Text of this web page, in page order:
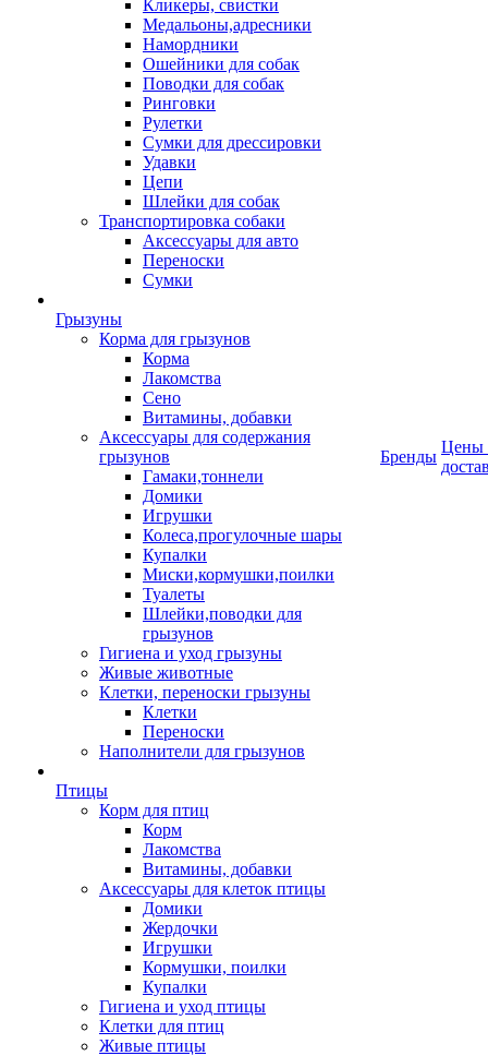
Кликеры, свистки
Медальоны,адресники
Намордники
Ошейники для собак
Поводки для собак
Ринговки
Рулетки
Сумки для дрессировки
Удавки
Цепи
Шлейки для собак
Транспортировка собаки
Аксессуары для авто
Переноски
Сумки
Грызуны
Корма для грызунов
Корма
Лакомства
Сено
Витамины, добавки
Аксессуары для содержания
грызунов
Гамаки,тоннели
Домики
Игрушки
Колеса,прогулочные шары
Купалки
Миски,кормушки,поилки
Туалеты
Шлейки,поводки для
грызунов
Гигиена и уход грызуны
Живые животные
Клетки, переноски грызуны
Клетки
Переноски
Наполнители для грызунов
Птицы
Корм для птиц
Корм
Лакомства
Витамины, добавки
Аксессуары для клеток птицы
Домики
Жердочки
Игрушки
Кормушки, поилки
Купалки
Гигиена и уход птицы
Клетки для птиц
Живые птицы
Бренды
Цены